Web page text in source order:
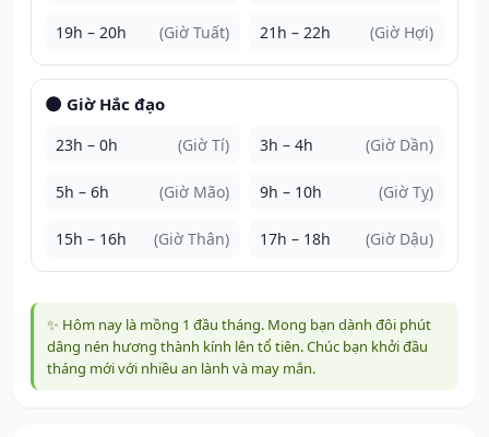
19h – 20h (Giờ Tuất) 21h – 22h (Giờ Hợi)
🌑 Giờ Hắc đạo
23h – 0h (Giờ Tí) 3h – 4h (Giờ Dần)
5h – 6h (Giờ Mão) 9h – 10h (Giờ Tỵ)
15h – 16h (Giờ Thân) 17h – 18h (Giờ Dậu)
✨ Hôm nay là mồng 1 đầu tháng. Mong bạn dành đôi phút
dâng nén hương thành kính lên tổ tiên. Chúc bạn khởi đầu
tháng mới với nhiều an lành và may mắn.